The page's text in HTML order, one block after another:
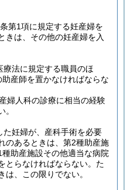
第1項に規定する妊産婦を
きは、その他の妊産婦を入
法に規定する職員のほ
産師を置かなければならな
婦人科の診療に相当の経験
。
妊婦が、産科手術を必要
のあるときは、第2種助産施
助産施設その他適当な病院
とらなければならない。 た
は、この限りでない。